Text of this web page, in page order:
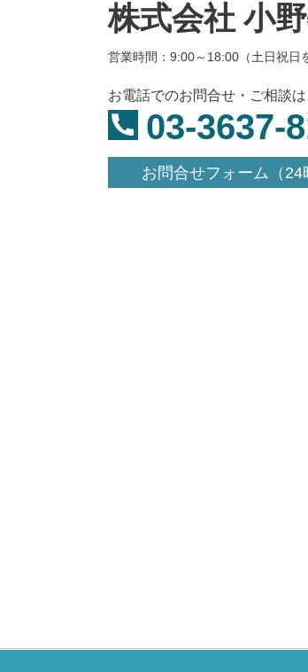
株式会社 小
営業時間：9:00～18:00（土日祝日
お電話でのお問合せ・ご相談
03-3637-
お問合せフォーム（24